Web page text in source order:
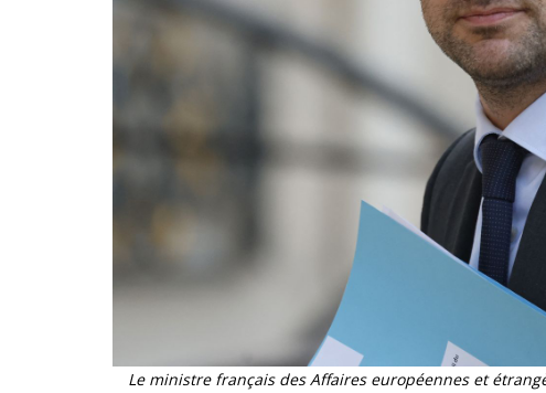
Le ministre français des Affaires européennes et